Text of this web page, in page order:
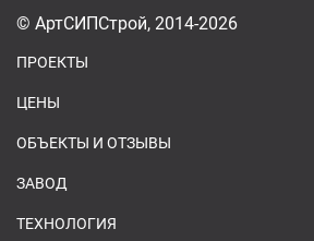
© АртСИПСтрой, 2014-2026
ПРОЕКТЫ
ЦЕНЫ
ОБЪЕКТЫ И ОТЗЫВЫ
ЗАВОД
ТЕХНОЛОГИЯ